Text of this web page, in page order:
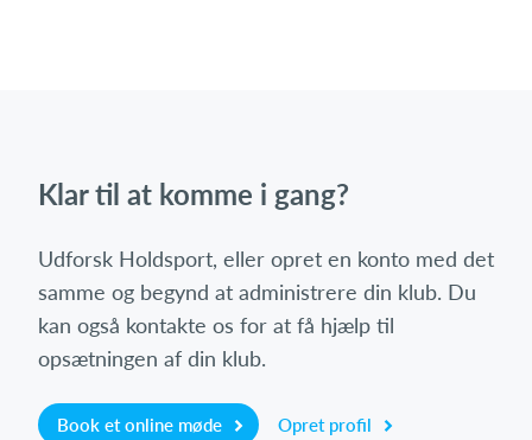
Klar til at komme i gang?
Udforsk Holdsport, eller opret en konto med det
samme og begynd at administrere din klub. Du
kan også kontakte os for at få hjælp til
opsætningen af din klub.
Book et online møde Opret profil